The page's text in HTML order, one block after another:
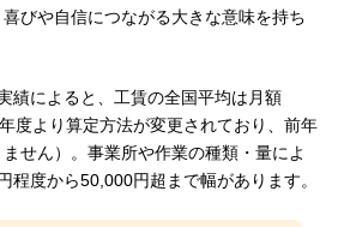
びや自信につながる大きな意味を持ち
績によると、工賃の全国平均は月額
度より算定方法が変更されており、前年
せん）。事業所や作業の種類・量によ
程度から50,000円超まで幅があります。